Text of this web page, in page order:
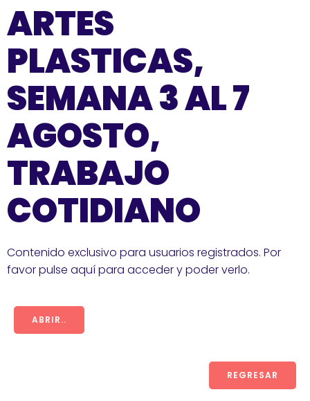
ARTES
PLASTICAS,
SEMANA 3 AL 7
AGOSTO,
TRABAJO
COTIDIANO
Contenido exclusivo para usuarios registrados. Por
favor pulse aquí para acceder y poder verlo.
ABRIR..
REGRESAR